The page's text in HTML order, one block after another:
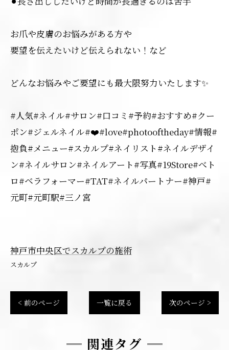
お爪や皮膚のお悩みがある方や
要望を伝えたいけど伝えられない！など
どんなお悩みやご要望にも最大限努力いたします✨
#人気#ネイル#サロン#口コミ#予約#おすすめ#クー
ポン#ジェルネイル#❤️#love#photooftheday#情報#
抱負#メニュー#スカルプ#ネイリスト#ネイルデザイ
ン#ネイルサロン#ネイルアート#写真#19Store#べト
ロ#ベラフォーマー#TAT#ネイルパートナー#神戸#
元町#元町駅#三ノ宮
神戸市中央区でスカルプの施術
スカルプ
< 前のページ 一覧に戻る 次のページ >
関連タグ